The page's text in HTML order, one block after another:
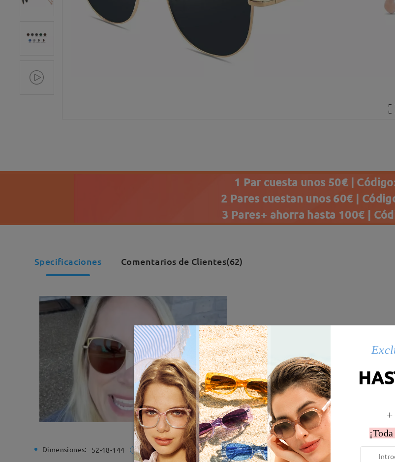
1 Par cuesta unos 50€ |
2 Pares cuestan unos 60€ |
3 Pares+ ahorra hasta 100€ |
Specificaciones Comentarios de Clientes(62)
Dimensiones: 52-18-144 Ancho de la montura: 128 mm ( Paqueño Diametro de